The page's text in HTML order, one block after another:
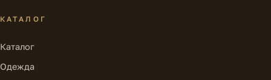
КАТАЛОГ
Каталог
Одежда